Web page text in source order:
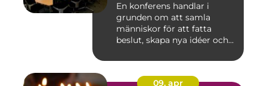
En konferens handlar i
grunden om att samla
människor för att fatta
beslut, skapa nya idéer och
09. apr